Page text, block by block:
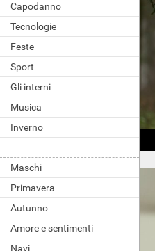
Capodanno
Tecnologie
Feste
Sport
Gli interni
Musica
Inverno
Maschi
Primavera
Autunno
Amore e sentimenti
Navi